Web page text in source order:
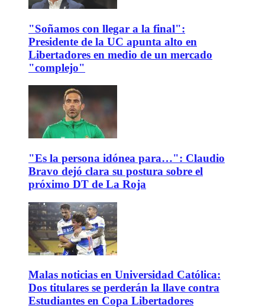
"Soñamos con llegar a la final":
Presidente de la UC apunta alto en
Libertadores en medio de un mercado
"complejo"
"Es la persona idónea para…": Claudio
Bravo dejó clara su postura sobre el
próximo DT de La Roja
Malas noticias en Universidad Católica:
Dos titulares se perderán la llave contra
Estudiantes en Copa Libertadores